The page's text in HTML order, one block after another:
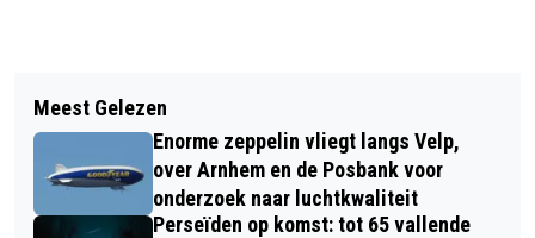
FAMILIEVOORSTELLING PLAZA
PATATTA IN OPENLUCHTTHEATER DE
PINKENBERG
CONCERTGEBOUWORKEST YOUNG
VOOR BIJZONDER OPTREDEN NAAR DE
PINKENBERG
Meest Gelezen
Enorme zeppelin vliegt langs Velp,
over Arnhem en de Posbank voor
onderzoek naar luchtkwaliteit
Perseïden op komst: tot 65 vallende